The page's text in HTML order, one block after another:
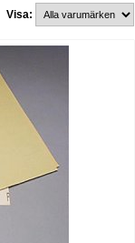
Visa: